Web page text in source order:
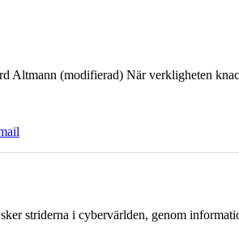
(modifierad) När verkligheten
striderna i cybervärlden, genom